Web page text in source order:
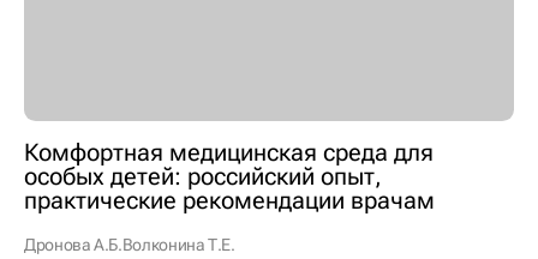
Комфортная медицинская среда для
особых детей: российский опыт,
практические рекомендации врачам
Дронова А.Б.Волконина Т.Е.